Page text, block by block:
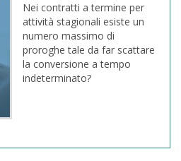
Nei contratti a termine per
attività stagionali esiste un
numero massimo di
proroghe tale da far scattare
la conversione a tempo
indeterminato?